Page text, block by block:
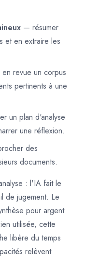
— résumer
et en extraire les
revue un corpus
pertinents à une
un plan d'analyse
une réflexion.
des
documents.
: l'IA fait le
de jugement. Le
pour argent
utilisée, cette
libère du temps
relèvent